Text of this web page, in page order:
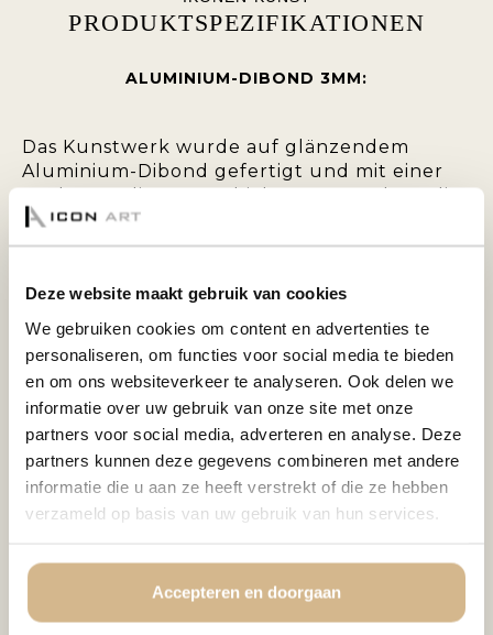
Deze website maakt gebruik van cookies
We gebruiken cookies om content en advertenties te
personaliseren, om functies voor social media te bieden
en om ons websiteverkeer te analyseren. Ook delen we
informatie over uw gebruik van onze site met onze
partners voor social media, adverteren en analyse. Deze
partners kunnen deze gegevens combineren met andere
informatie die u aan ze heeft verstrekt of die ze hebben
verzameld op basis van uw gebruik van hun services.
Accepteren en doorgaan
PRODUKTSPEZIFIKATIONEN
ALUMINIUM-DIBOND 3MM:
Das Kunstwerk wurde auf glänzendem
Aluminium-Dibond gefertigt und mit einer
UV-beständigen Beschichtung versehen, die
für einen dauerhaften Effekt und eine
zusätzliche Tiefe sorgt, so dass dieser schöne
der Rückseite ist das Kunstwerk mit einem
Aufhängeprofil versehen. Dadurch erhält das
Kunstwerk einen schwebenden Effekt. Da
das Profil 5 cm vom Rand entfernt geklebt
ist, ist es von der Seite nicht sichtbar. Das
hintere Profil sorgt außerdem für
zusätzliche Stabilität und verhindert, dass
sich die Platte verzieht.
Das Foto wird auf Fuji-Fotopapier gedruckt